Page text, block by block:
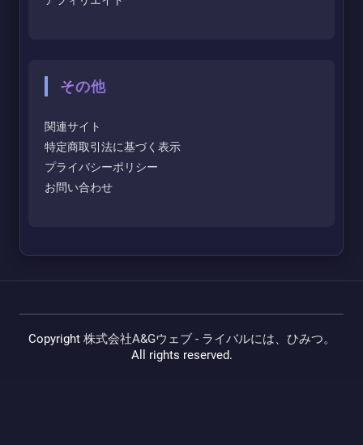
その他
関連サイト
特定商取引法に基づく表示
プライバシーポリシー
お問い合わせ
Copyright 株式会社A&Gウェブ - ライバルには、ひみつ。
All rights reserved.